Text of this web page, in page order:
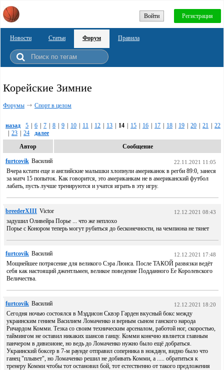
Войти Регистрация
Новости Статьи Форум Правила
Корейские Зимние
Форумы Спорт в целом
назад 5 6 7 8 9 10 11 12 13 14 15 16 17 18 19 20 21
22
23 24
далее
Автор
Сообщение
furtcovik Василий 22.11.2021 11:05
Вчера кстати еще и английские малышки хлопнули американок в регби 89:0, занеся
за матч 15 попыток. Как говорится, это американкам не в американский футбол
лабать, пусть лучше тренируются и учатся играть в эту игру.
breederXIII Victor 12.12.2021 08:43
задушил Оливейра Порье ... что же неплохо
Порье с Конором теперь могут рубиться до бесконечности, на чемпиона не тянет
furtcovik Василий 12.12.2021 17:48
Мощнейшее потрясение для великого Сэра Люиса. После ТАКОЙ развязки ведёт
себя как настоящий джентльмен, великое поведение Подданного Ее Королевского
Величества.
furtcovik Василий 12.12.2021 18:20
Сегодня ночью состоялся в Мэддисон Сквэр Гарден вкусный бокс между
украинским гением Василием Ломаченко и верным сыном ганского народа
Ричардом Комми. Тезка со своим техническим арсеналом, работой ног, скоростью,
таймингом не оставил никаких шансов ганцу. Комми конечно является главным
панчером в дивизионе, но ведь до Ломаченко нужно было ещё добраться.
Украинский боксер в 7-м раунде отправил соперника в нокдаун, видно было что
ганец "плывет", но Ломаченко решил не добивать Комми, а ..... обратиться к
тренеру Комми чтобы тот остановил бой, тот естественно от такого предложения